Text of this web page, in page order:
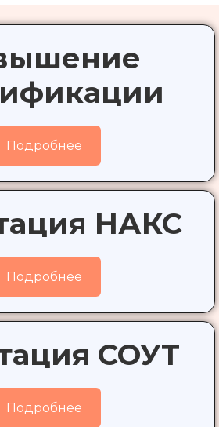
Подробнее
НАКС
Подробнее
СОУТ
Подробнее